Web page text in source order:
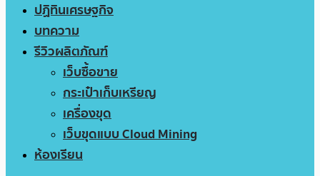
ปฏิทินเศรษฐกิจ
บทความ
รีวิวผลิตภัณฑ์
เว็บซื้อขาย
กระเป๋าเก็บเหรียญ
เครื่องขุด
เว็บขุดแบบ Cloud Mining
ห้องเรียน